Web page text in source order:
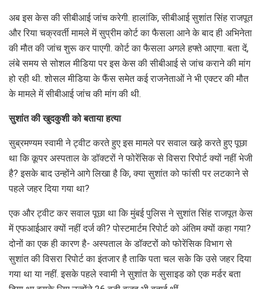
अब इस केस की सीबीआई जांच करेगी. हालांकि, सीबीआई सुशांत सिंह राजपूत
और रिया चक्रवर्ती मामले में सुप्रीम कोर्ट का फैसला आने के बाद ही अभिनेता
की मौत की जांच शुरू कर पाएगी. कोर्ट का फैसला अगले हफ्ते आएगा. बता दें,
लंबे समय से सोशल मीडिया पर इस केस की सीबीआई से जांच कराने की मांग
हो रही थी. शोसल मीडिया के फैंस समेत कई राजनेताओं ने भी एक्टर की मौत
के मामले में सीबीआई जांच की मांग की थी.
सुशांत की खुदकुशी को बताया हत्या
सुब्रमण्यम स्वामी ने ट्वीट करते हुए इस मामले पर सवाल खड़े करते हुए पूछा
था कि कूपर अस्पताल के डॉक्टरों ने फोरेंसिक से विसरा रिपोर्ट क्यों नहीं भेजी
है? इसके बाद उन्होंने आगे लिखा है कि, क्या सुशांत को फांसी पर लटकाने से
पहले जहर दिया गया था?
एक और ट्वीट कर सवाल पूछा था कि मुंबई पुलिस ने सुशांत सिंह राजपूत केस
में एफआईआर क्यों नहीं दर्ज की? पोस्टमार्टम रिपोर्ट को अंतिम क्यों कहा गया?
दोनों का एक ही कारण है- अस्पताल के डॉक्टरों को फोरेंसिक विभाग से
सुशांत की विसरा रिपोर्ट का इंतजार है ताकि पता चल सके कि उसे जहर दिया
गया था या नहीं. इसके पहले स्वामी ने सुशांत के सुसाइड को एक मर्डर बता